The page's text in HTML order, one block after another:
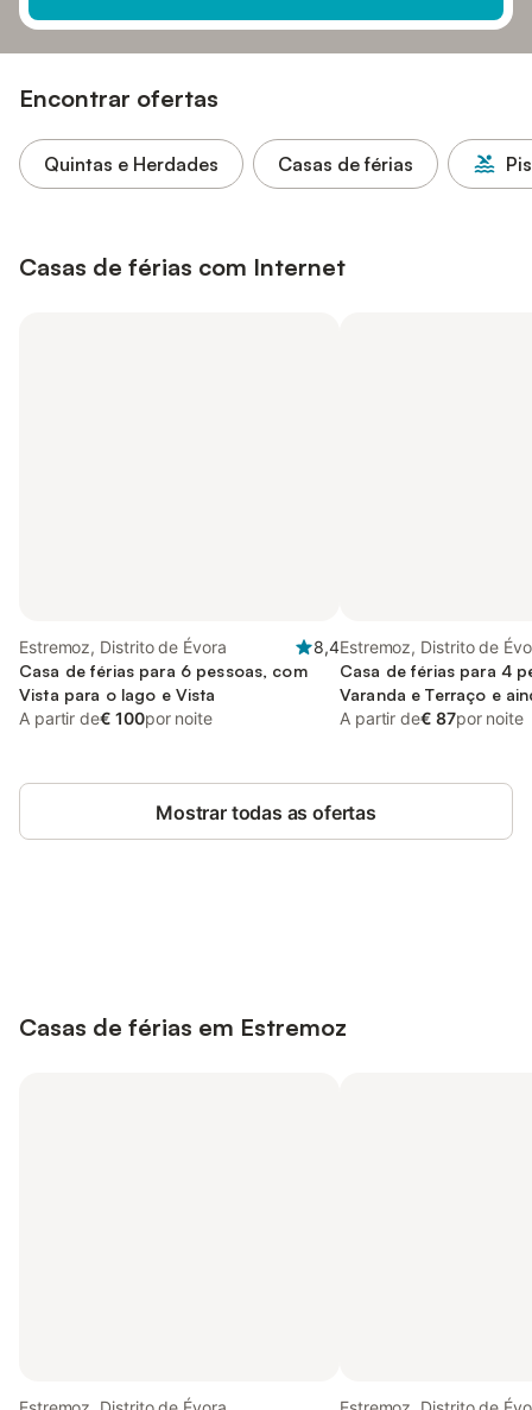
Encontrar ofertas
Quintas e Herdades Casas de férias
Casas de férias com Internet
Estremoz, Distrito de Évora
8,4
Casa de férias para 6 pessoas, com
Vista para o lago e Vista
A partir de€ 100por noite
Estremoz, Distrito de
Casa de férias para 4
Varanda e Terraço e
Piscina
A partir de€ 87por noite
Mostrar todas as ofertas
Casas de férias em Estremoz